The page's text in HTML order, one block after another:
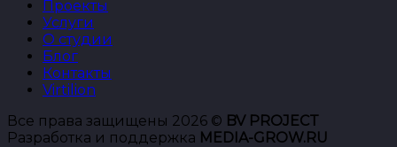
Проекты
Услуги
О студии
Блог
Контакты
Virtilion
Все права защищены 2026 © BV PROJECT
Разработка и поддержка MEDIA-GROW.RU